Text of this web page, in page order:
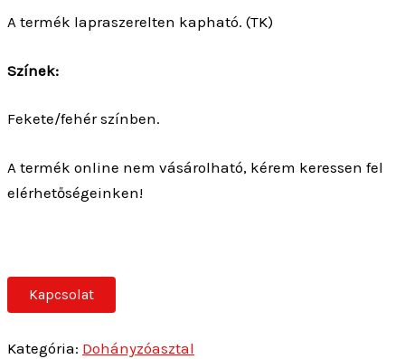
A termék lapraszerelten kapható. (TK)
Színek:
Fekete/fehér színben.
A termék online nem vásárolható, kérem keressen fel
elérhetőségeinken!
Kapcsolat
Kategória: Dohányzóasztal